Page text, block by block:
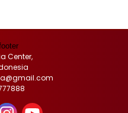
Center,